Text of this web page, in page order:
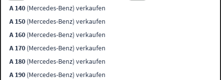
A 140 (Mercedes-Benz) verkaufen
A 150 (Mercedes-Benz) verkaufen
A 160 (Mercedes-Benz) verkaufen
A 170 (Mercedes-Benz) verkaufen
A 180 (Mercedes-Benz) verkaufen
A 190 (Mercedes-Benz) verkaufen